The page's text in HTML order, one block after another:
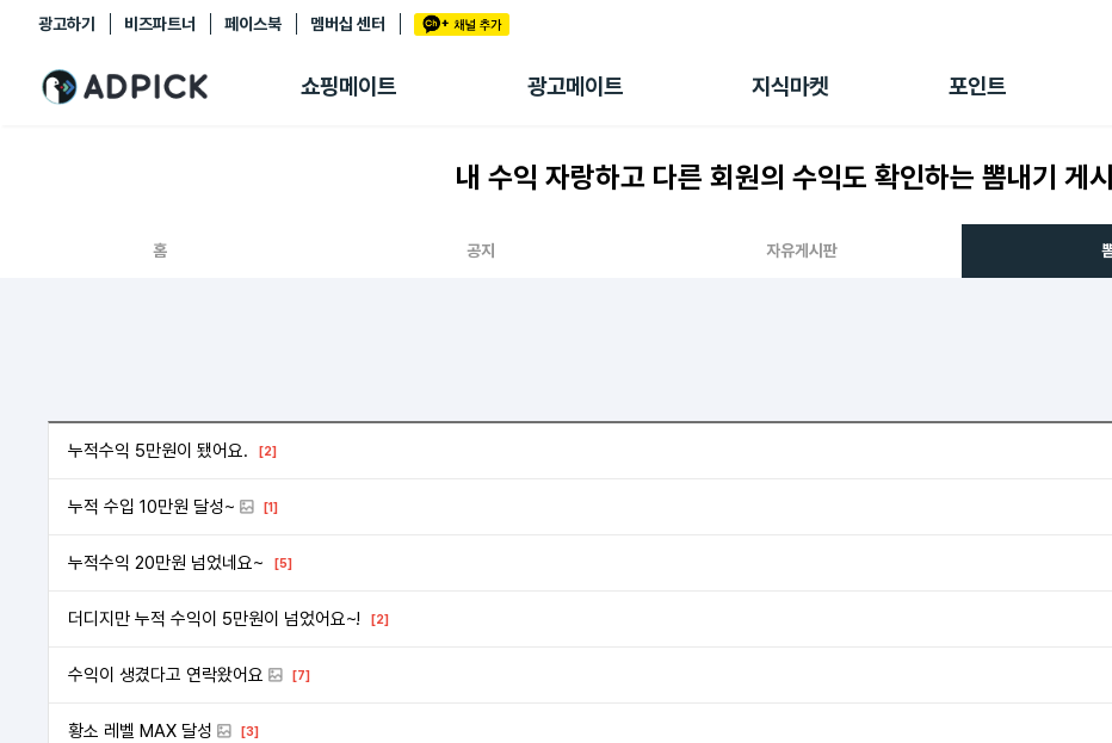
광고하기 비즈파트너 페이스북 멤버십 센터
쇼핑메이트 광고메이트 지식마켓 포인트
추천상품
쇼핑 에이전트
광고리포트
출석 룰렛
후원
내 수익 자랑하고 다른 회원의 수익도 확인하는 뽐내기 게
홈 공지 자유게시판
누적수익 5만원이 됐어요. [2]
누적 수입 10만원 달성~ [1]
누적수익 20만원 넘었네요~ [5]
더디지만 누적 수익이 5만원이 넘었어요~! [2]
수익이 생겼다고 연락왔어요 [7]
황소 레벨 MAX 달성 [3]